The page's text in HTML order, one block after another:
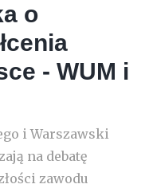
o
- WUM i
i Warszawski
na debatę
zawodu